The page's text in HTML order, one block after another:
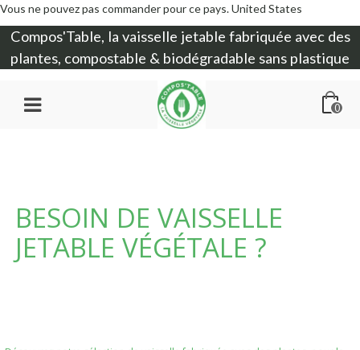
Vous ne pouvez pas commander pour ce pays.United States
Compos'Table, la vaisselle jetable fabriquée avec des
plantes, compostable & biodégradable sans plastique
0
BESOIN DE VAISSELLE
JETABLE VÉGÉTALE ?